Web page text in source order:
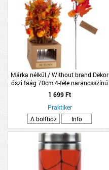
Márka nélkül / Without brand Dekor
őszi faág 70cm 4-féle narancsszínű
1 699 Ft
Praktiker
A bolthoz
Info